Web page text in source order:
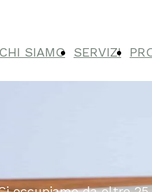
CHI SIAMO SERVIZI